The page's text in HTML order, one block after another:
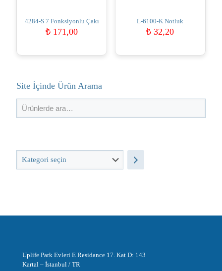
4284-S 7 Fonksiyonlu Çakı
₺ 171,00
L-6100-K Notluk
₺ 32,20
Site İçinde Ürün Arama
Kategori
Uplife Park Evleri E Residance 17. Kat D: 143
Kartal – İstanbul / TR